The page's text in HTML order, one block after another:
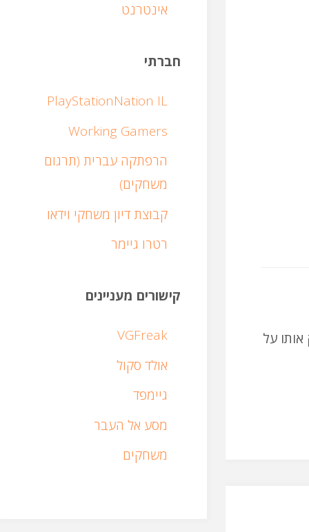
איך תוכלו לשחק אותו על
אינטרנט
חברתי
PlayStationNation IL
Working Gamers
הרפתקה עברית (תרגום
משחקים)
קבוצת דיון משחקי וידאו
רטרו גיימר
קישורים מעניינים
VGFreak
אולד סקול
גיימפד
מסע אל העבר
משחקים